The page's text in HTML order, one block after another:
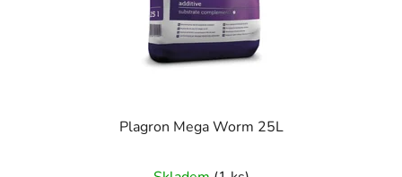
Plagron Mega Worm 25L